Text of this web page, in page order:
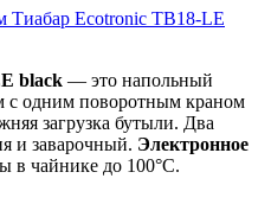
Тиабар Ecotronic TB18-LE
black — это напольный
с одним поворотным краном
загрузка бутыли. Два
и заварочный. Электронное
в чайнике до 100°С.